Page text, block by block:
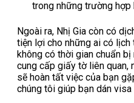
trong những trường
Ngoài ra, Nhị Gia còn có
tiện lợi cho những ai có lịch
không có thời gian chuẩn bị
cung cấp giấy tờ liên quan,
sẽ hoàn tất việc của bạn
chúng tôi giúp bạn dán visa